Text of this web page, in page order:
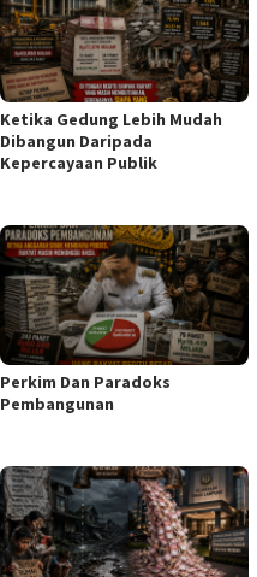
Ketika Gedung Lebih Mudah
Dibangun Daripada
Kepercayaan Publik
Perkim Dan Paradoks
Pembangunan